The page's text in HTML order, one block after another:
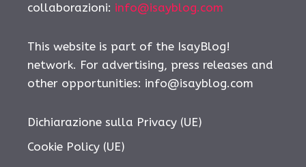
collaborazioni: info@isayblog.com
This website is part of the IsayBlog!
network. For advertising, press releases and
other opportunities: info@isayblog.com
Dichiarazione sulla Privacy (UE)
Cookie Policy (UE)